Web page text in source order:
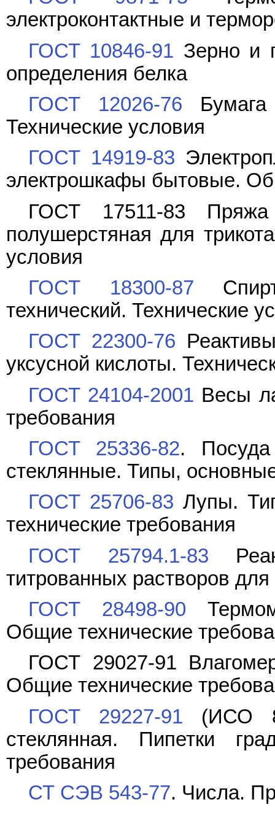
электроконтактные и
ГОСТ 10846-91 Зерно и
определения белка
ГОСТ 12026-76 Бумага
Технические условия
ГОСТ 14919-83
электрошкафы бытовые.
ГОСТ 17511-83 Пряжа
полушерстяная для
условия
ГОСТ 18300-87
технический. Технические
ГОСТ 22300-76
уксусной кислоты.
ГОСТ 24104-2001 Весы
требования
ГОСТ 25336-82. Посуда
стеклянные. Типы,
ГОСТ 25706-83 Лупы.
технические требования
ГОСТ 25794.1-83
титрованных растворов для
ГОСТ 28498-90
Общие технические
ГОСТ 29027-91
Общие технические
ГОСТ 29227-91 (ИСО
стеклянная. Пипетки
требования
СТ СЭВ 543-77. Числа.